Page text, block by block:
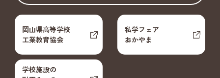
岡山県高等学校
工業教育協会
私学フェア
おかやま
学校施設の